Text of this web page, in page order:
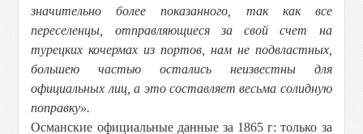
значительно более показанного, так как все
переселенцы, отправляющиеся за свой счет на
турецких кочермах из портов, нам не подвластных,
большею частью остались неизвестны для
официальных лиц, а это составляет весьма солидную
поправку».
Османские официальные данные за 1865 г: только за